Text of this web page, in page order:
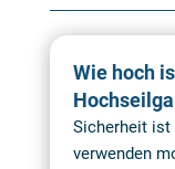
Wie hoch
Sicherheit ist
verwenden